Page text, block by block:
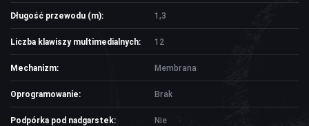
OŚWIETLENIE SOLARNE
LAMPY PODŁOGOWE
POWER BANKI
POWER BANKI
Długość przewodu (m): 1,3
Liczba klawiszy multimedialnych: 12
Mechanizm: Membrana
Oprogramowanie: Brak
Podpórka pod nadgarstek: Nie